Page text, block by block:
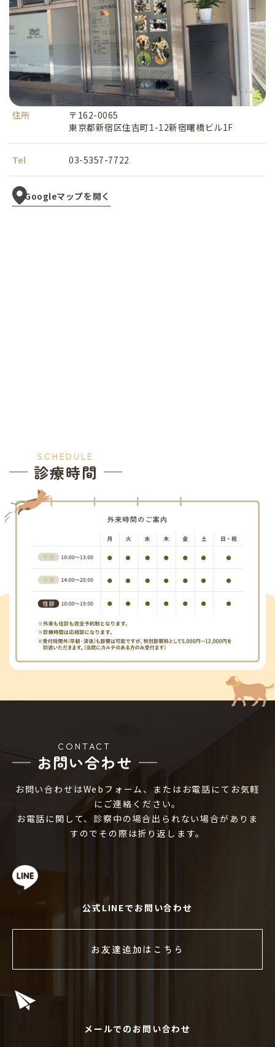
住所
〒162-0065
東京都新宿区住吉町1-12新宿曙橋ビル1F
Tel 03-5357-7722
Googleマップを開く
SCHEDULE
診療時間
CONTACT
お問い合わせ
お問い合わせはWebフォーム、またはお電話にてお気軽
にご連絡ください。
お電話に関して、診察中の場合出られない場合がありま
すのでその際は折り返します。
公式LINEでお問い合わせ
お友達追加はこちら
メールでのお問い合わせ